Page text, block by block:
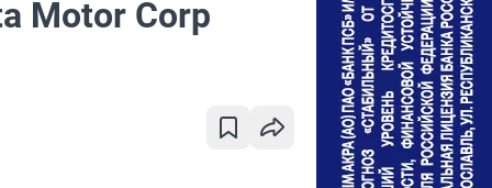
Motor Corp